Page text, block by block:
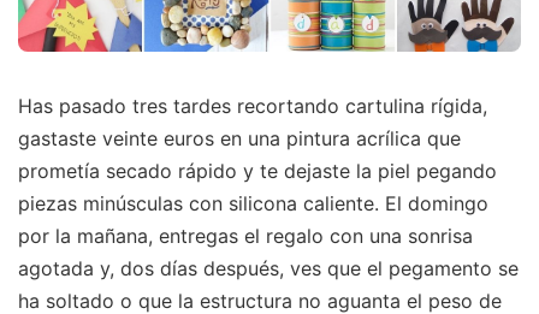
Has pasado tres tardes recortando cartulina rígida,
gastaste veinte euros en una pintura acrílica que
prometía secado rápido y te dejaste la piel pegando
piezas minúsculas con silicona caliente. El domingo
por la mañana, entregas el regalo con una sonrisa
agotada y, dos días después, ves que el pegamento se
ha soltado o que la estructura no aguanta el peso de